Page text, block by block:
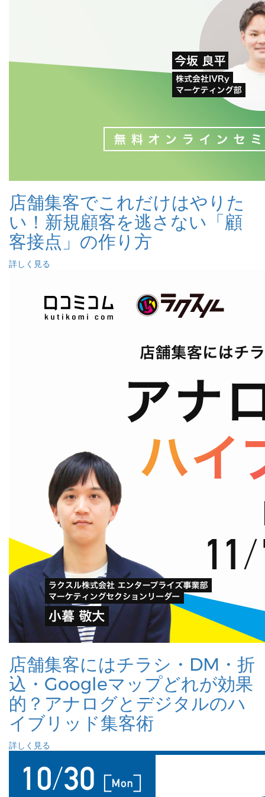
店舗集客でこれだけはやりた
い！新規顧客を逃さない「顧
客接点」の作り方
詳しく見る
店舗集客にはチラシ・DM・折
込・Googleマップどれが効果
的？アナログとデジタルのハ
イブリッド集客術
詳しく見る